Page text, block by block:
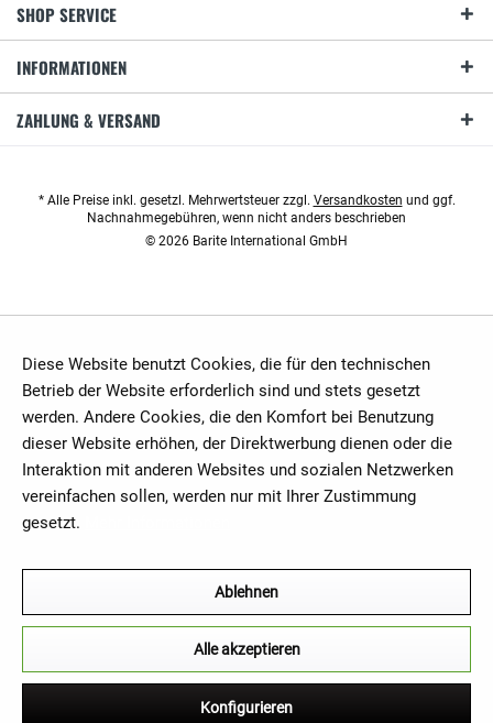
SHOP SERVICE
INFORMATIONEN
ZAHLUNG & VERSAND
* Alle Preise inkl. gesetzl. Mehrwertsteuer zzgl. Versandkosten und ggf.
Nachnahmegebühren, wenn nicht anders beschrieben
© 2026 Barite International GmbH
Diese Website benutzt Cookies, die für den technischen
Betrieb der Website erforderlich sind und stets gesetzt
werden. Andere Cookies, die den Komfort bei Benutzung
dieser Website erhöhen, der Direktwerbung dienen oder die
Interaktion mit anderen Websites und sozialen Netzwerken
vereinfachen sollen, werden nur mit Ihrer Zustimmung
gesetzt.
Ablehnen
Alle akzeptieren
Konfigurieren